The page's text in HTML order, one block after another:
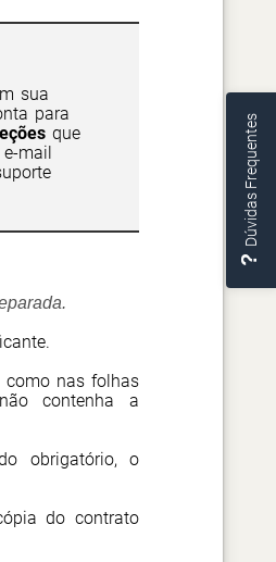
Dúvidas Frequentes
sua
para
que
mail
como nas folhas
contenha a
obrigatório, o
do contrato